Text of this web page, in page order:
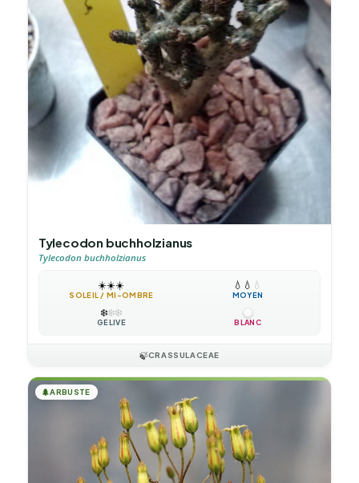
Tylecodon buchholzianus
Tylecodon buchholzianus
☀️☀️☀️
SOLEIL / MI-OMBRE
💧 💧 💧
MOYEN
❄️❄️❄️
GÉLIVE BLANC
🍃CRASSULACEAE
🌲ARBUSTE